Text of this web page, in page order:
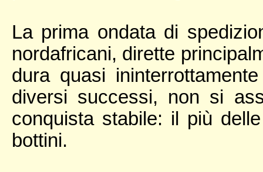
La prima ondata di
nordafricani, dirette
dura quasi
diversi successi, non si
conquista stabile: il più
bottini.